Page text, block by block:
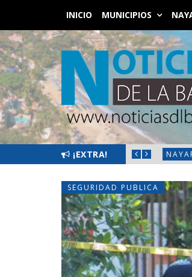
INICIO MUNICIPIOS
¡EXTRA!
SEGURIDAD PUBLICA